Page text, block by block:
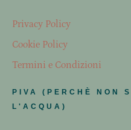
Privacy Policy
Cookie Policy
Termini e Condizioni
PIVA (PERCHÈ NON
L'ACQUA)